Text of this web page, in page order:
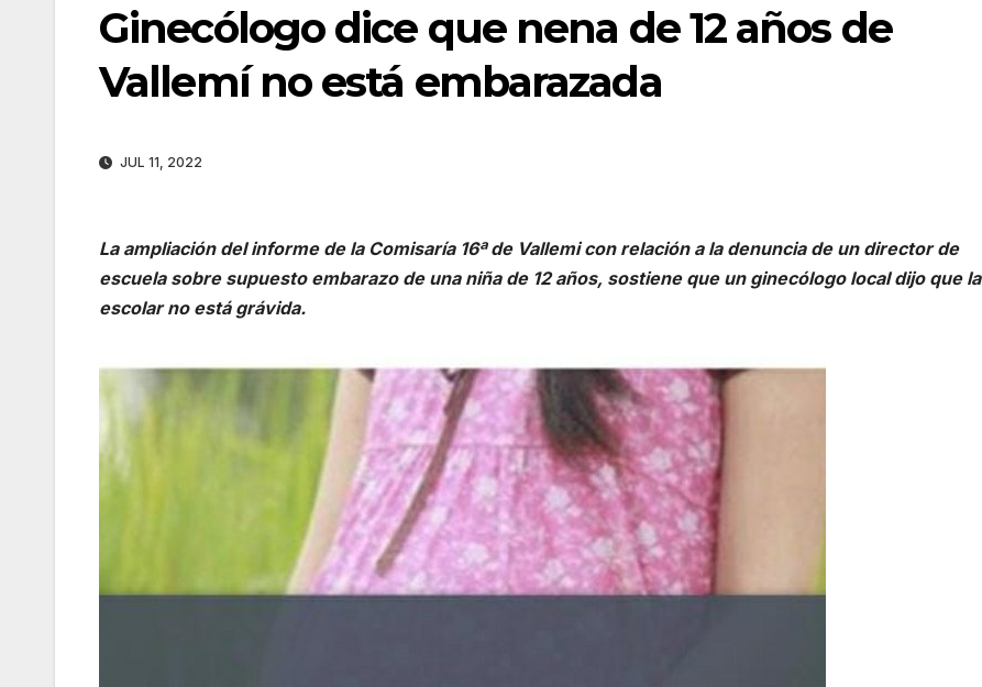
Ginecólogo dice que nena de 12 años de
Vallemí no está embarazada
JUL 11, 2022
La ampliación del informe de la Comisaría 16ª de Vallemi con relación a la denuncia de un director de
escuela sobre supuesto embarazo de una niña de 12 años, sostiene que un ginecólogo local dijo que la
escolar no está grávida.